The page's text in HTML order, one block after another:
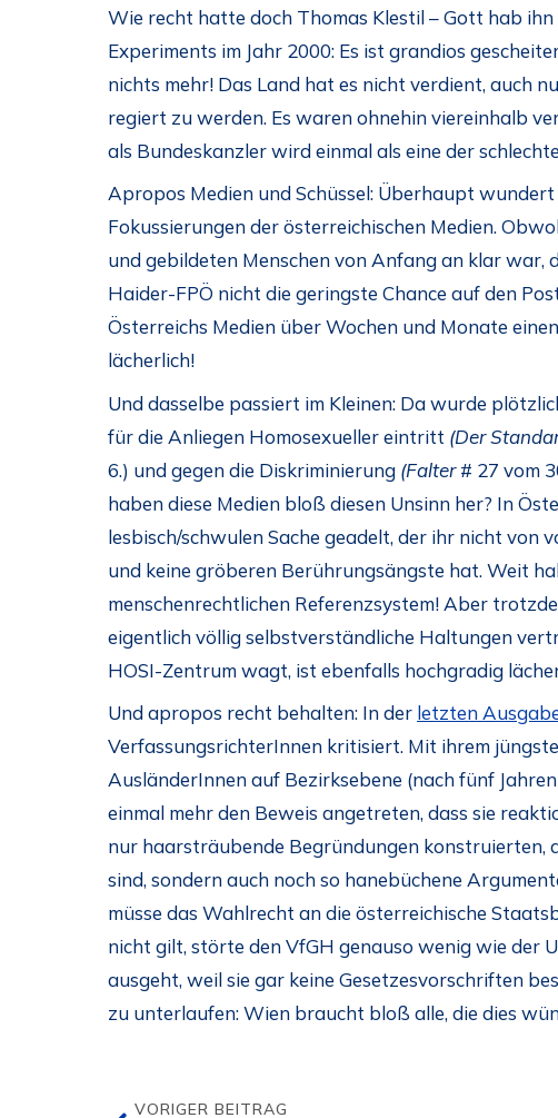
Wie recht hatte doch Thomas Klestil – Gott hab
Experiments im Jahr 2000: Es ist grandios
nichts mehr! Das Land hat es nicht verdient, auch
regiert zu werden. Es waren ohnehin viereinhalb
als Bundeskanzler wird einmal als eine der
Apropos Medien und Schüssel: Überhaupt
Fokussierungen der österreichischen Medien.
und gebildeten Menschen von Anfang an klar war,
Haider-FPÖ nicht die geringste Chance auf den
Österreichs Medien über Wochen und Monate
lächerlich!
Und dasselbe passiert im Kleinen: Da wurde
für die Anliegen Homosexueller eintritt (Der
6.) und gegen die Diskriminierung (Falter# 27 vom
haben diese Medien bloß diesen Unsinn her? In
lesbisch/schwulen Sache geadelt, der ihr nicht
und keine gröberen Berührungsängste hat. Weit
menschenrechtlichen Referenzsystem! Aber
eigentlich völlig selbstverständliche Haltungen
HOSI-Zentrum wagt, ist ebenfalls hochgradig
Und apropos recht behalten: In der letzten
VerfassungsrichterInnen kritisiert. Mit ihrem
AusländerInnen auf Bezirksebene (nach fünf
einmal mehr den Beweis angetreten, dass sie
nur haarsträubende Begründungen
sind, sondern auch noch so hanebüchene
müsse das Wahlrecht an die österreichische
nicht gilt, störte den VfGH genauso wenig wie der
ausgeht, weil sie gar keine Gesetzesvorschriften
zu unterlaufen: Wien braucht bloß alle, die dies
VORIGER BEITRAG